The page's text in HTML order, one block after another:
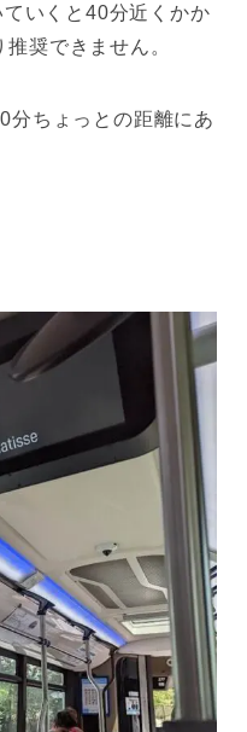
いくと40分近くかか
奨できません。
分ちょっとの距離にあ